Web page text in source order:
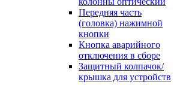
Передняя часть
(головка) нажимной
кнопки
Кнопка аварийного
отключения в сборе
Защитный колпачок/
крышка для устройств